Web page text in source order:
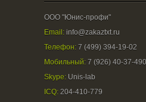
ООО "Юнис-профи"
Email: info@zakaztxt.ru
Телефон:7 (499) 394-19-02
Мобильный:7 (926) 40-37-490
Skype: Unis-lab
ICQ:204-410-779